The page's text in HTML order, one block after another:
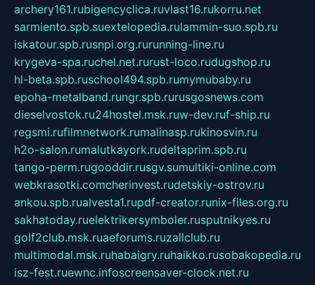
archery161.rubigencyclica.ruvlast16.rukorru.net
sarmiento.spb.suextelopedia.rulammin-suo.spb.ru
iskatour.spb.rusnpi.org.rurunning-line.ru
krygeva-spa.ruchel.net.rurust-loco.rudugshop.ru
hl-beta.spb.ruschool494.spb.rumymubaby.ru
epoha-metalband.rungr.spb.rurusgosnews.com
dieselvostok.ru24hostel.msk.ruw-dev.ruf-ship.ru
regsmi.rufilmnetwork.rumalinasp.rukinosvin.ru
h2o-salon.rumalutkayork.rudeltaprim.spb.ru
tango-perm.rugooddir.rusgv.sumultiki-online.com
webkrasotki.comcherinvest.rudetskiy-ostrov.ru
ankou.spb.rualvesta1.rupdf-creator.runix-files.org.ru
sakhatoday.ruelektrikersymboler.rusputnikyes.ru
golf2club.msk.ruaeforums.ruzallclub.ru
multimodal.msk.ruhabaigry.ruhaikko.rusobakopedia.ru
isz-fest.ruewnc.infoscreensaver-clock.net.ru